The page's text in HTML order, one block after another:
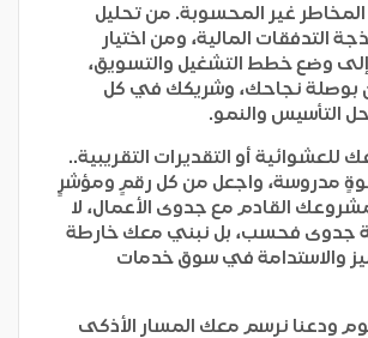
غير المحسوبة. من تحليل
التدفقات المالية، ومن اختيار
إلى وضع خطط التشغيل والتسويق،
بوصلة نجاحك، وشريكك في كل
التأسيس والنمو.
للعشوائية أو التقديرات التقريبية..
مدروسة، واجعل من كل رقمٍ ومؤشرٍ
القادم مع جدوى الأعمال، لا
جدوى فحسب، بل نبني معك خارطة
والاستدامة في سوق خدمات
ودعنا نرسم معك المسار الأذكى